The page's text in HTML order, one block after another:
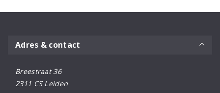
Adres & contact
Breestraat 36
2311 CS Leiden